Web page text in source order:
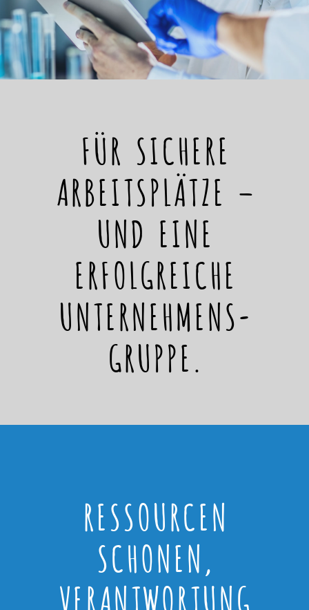
FÜR SICHERE
ARBEITSPLÄTZE –
UND EINE
ERFOLGREICHE
UNTERNEHMENS-
GRUPPE.
RESSOURCEN
SCHONEN,
VERANTWORTUNG